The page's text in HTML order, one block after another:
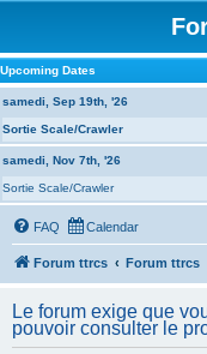
Upcoming Dates
samedi, Sep 19th, '26
Sortie Scale/Crawler
samedi, Nov 7th, '26
Sortie Scale/Crawler
FAQ Calendar
Forum ttrcs Forum ttrcs
Le forum exige que
pouvoir consulter le